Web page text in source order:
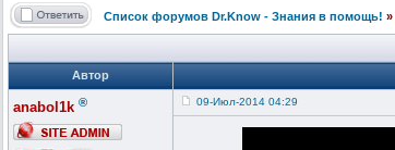
Список форумов Dr.Know - Знания в помощь! »
Автор
anabol1k ® 09-Июл-2014 04:29